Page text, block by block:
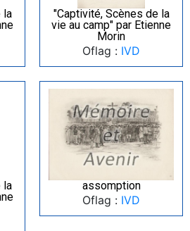
la
"Captivité, Scènes de la
vie au camp" par Etienne
Morin
Oflag : IVD
la
assomption
Oflag : IVD